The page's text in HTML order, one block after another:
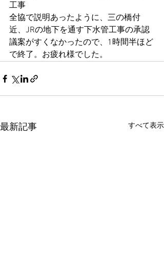
工事
全協で説明あったように、三の橋付
近、JRの地下を通す下水管工事の承認
議案がすくなかったので、1時間半ほど
で終了。お疲れ様でした。
最新記事 すべて表示